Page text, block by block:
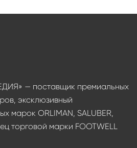
— поставщик премиальных
эксклюзивный
марок ORLIMAN, SALUBER,
торговой марки FOOTWELL